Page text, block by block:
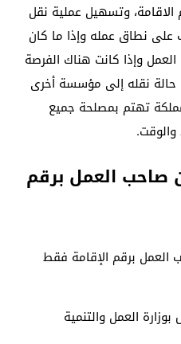
وتسهيل عملية نقل
على نطاق عمله وإذا ما كان
وإذا كانت هناك الفرصة
نقله إلى مؤسسة أخرى
تهتم بمصلحة جميع
والوقت.
صاحب العمل برقم
العمل برقم الإقامة فقط
العمل والتنمية